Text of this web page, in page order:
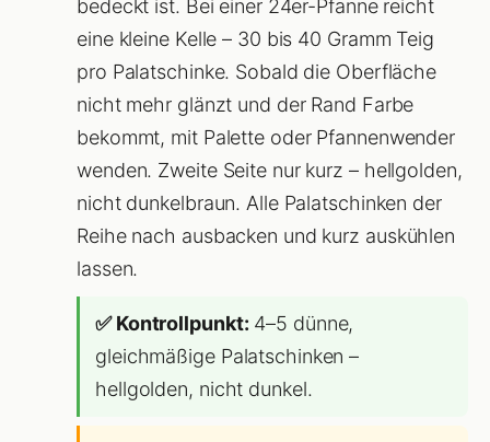
bedeckt ist. Bei einer 24er-Pfanne reicht
eine kleine Kelle – 30 bis 40 Gramm Teig
pro Palatschinke. Sobald die Oberfläche
nicht mehr glänzt und der Rand Farbe
bekommt, mit Palette oder Pfannenwender
wenden. Zweite Seite nur kurz – hellgolden,
nicht dunkelbraun. Alle Palatschinken der
Reihe nach ausbacken und kurz auskühlen
lassen.
✅ Kontrollpunkt: 4–5 dünne,
gleichmäßige Palatschinken –
hellgolden, nicht dunkel.